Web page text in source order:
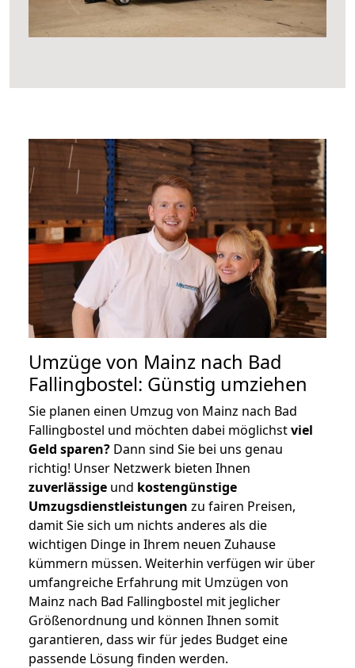
Umzüge von Mainz nach Bad
Fallingbostel: Günstig umziehen
Sie planen einen Umzug von Mainz nach Bad
Fallingbostel und möchten dabei möglichstviel
Geld sparen? Dann sind Sie bei uns genau
richtig! Unser Netzwerk bieten Ihnen
zuverlässige und kostengünstige
Umzugsdienstleistungen zu fairen Preisen,
damit Sie sich um nichts anderes als die
wichtigen Dinge in Ihrem neuen Zuhause
kümmern müssen. Weiterhin verfügen wir über
umfangreiche Erfahrung mit Umzügen von
Mainz nach Bad Fallingbostel mit jeglicher
Größenordnung und können Ihnen somit
garantieren, dass wir für jedes Budget eine
passende Lösung finden werden.